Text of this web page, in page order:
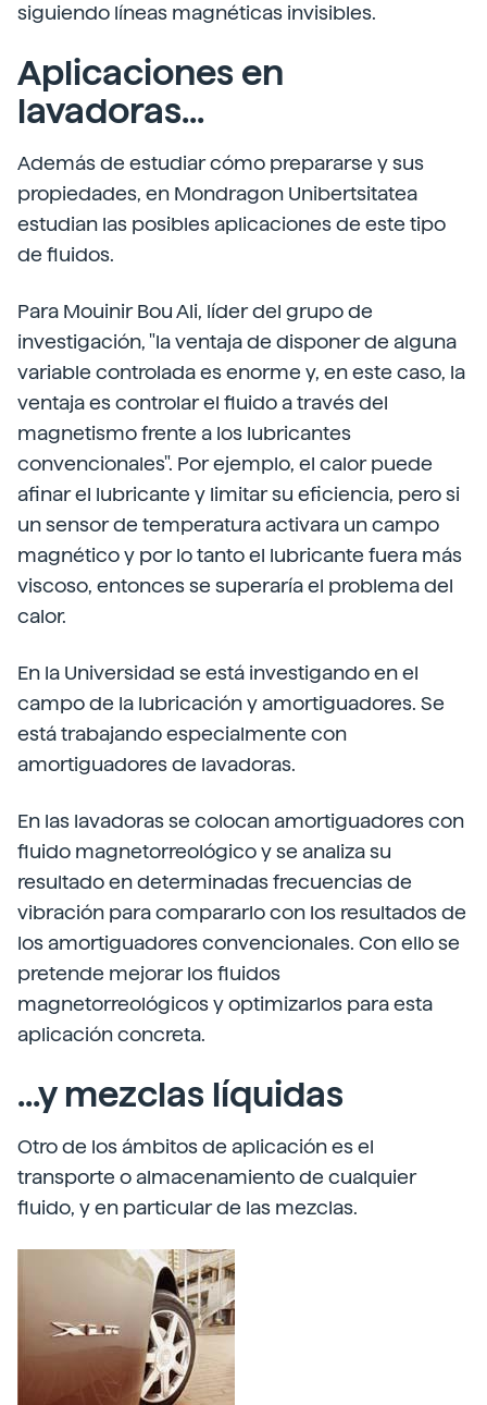
siguiendo líneas magnéticas invisibles.
Aplicaciones en
lavadoras...
Además de estudiar cómo prepararse y sus
propiedades, en Mondragon Unibertsitatea
estudian las posibles aplicaciones de este tipo
de fluidos.
Para Mouinir Bou Ali, líder del grupo de
investigación, "la ventaja de disponer de alguna
variable controlada es enorme y, en este caso, la
ventaja es controlar el fluido a través del
magnetismo frente a los lubricantes
convencionales". Por ejemplo, el calor puede
afinar el lubricante y limitar su eficiencia, pero si
un sensor de temperatura activara un campo
magnético y por lo tanto el lubricante fuera más
viscoso, entonces se superaría el problema del
calor.
En la Universidad se está investigando en el
campo de la lubricación y amortiguadores. Se
está trabajando especialmente con
amortiguadores de lavadoras.
En las lavadoras se colocan amortiguadores con
fluido magnetorreológico y se analiza su
resultado en determinadas frecuencias de
vibración para compararlo con los resultados de
los amortiguadores convencionales. Con ello se
pretende mejorar los fluidos
magnetorreológicos y optimizarlos para esta
aplicación concreta.
...y mezclas líquidas
Otro de los ámbitos de aplicación es el
transporte o almacenamiento de cualquier
fluido, y en particular de las mezclas.